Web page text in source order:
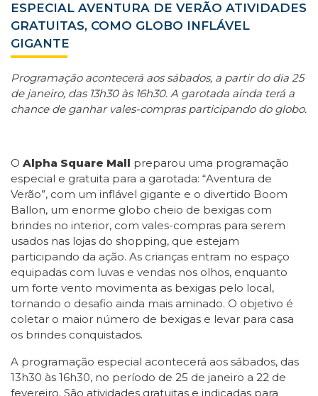
ESPECIAL AVENTURA DE VERÃO ATIVIDADES
GRATUITAS, COMO GLOBO INFLÁVEL
GIGANTE
Programação acontecerá aos sábados, a partir do dia 25
de janeiro, das 13h30 às 16h30. A garotada ainda terá a
chance de ganhar vales-compras participando do globo.
O Alpha Square Mall preparou uma programação
especial e gratuita para a garotada: “Aventura de
Verão”, com um inflável gigante e o divertido Boom
Ballon, um enorme globo cheio de bexigas com
brindes no interior, com vales-compras para serem
usados nas lojas do shopping, que estejam
participando da ação. As crianças entram no espaço
equipadas com luvas e vendas nos olhos, enquanto
um forte vento movimenta as bexigas pelo local,
tornando o desafio ainda mais aminado. O objetivo é
coletar o maior número de bexigas e levar para casa
os brindes conquistados.
A programação especial acontecerá aos sábados, das
13h30 às 16h30, no período de 25 de janeiro a 22 de
fevereiro. São atividades gratuitas e indicadas para